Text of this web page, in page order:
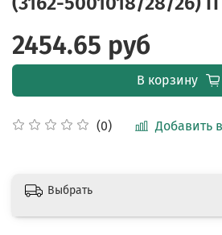
(0) Добавить
2454.65 руб
В корзину
Выбрать